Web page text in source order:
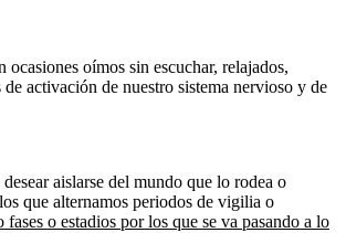
oímos sin escuchar, relajados,
activación de nuestro sistema nervioso y de
aislarse del mundo que lo rodea o
que alternamos periodos de vigilia o
o estadios por los que se va pasando a lo